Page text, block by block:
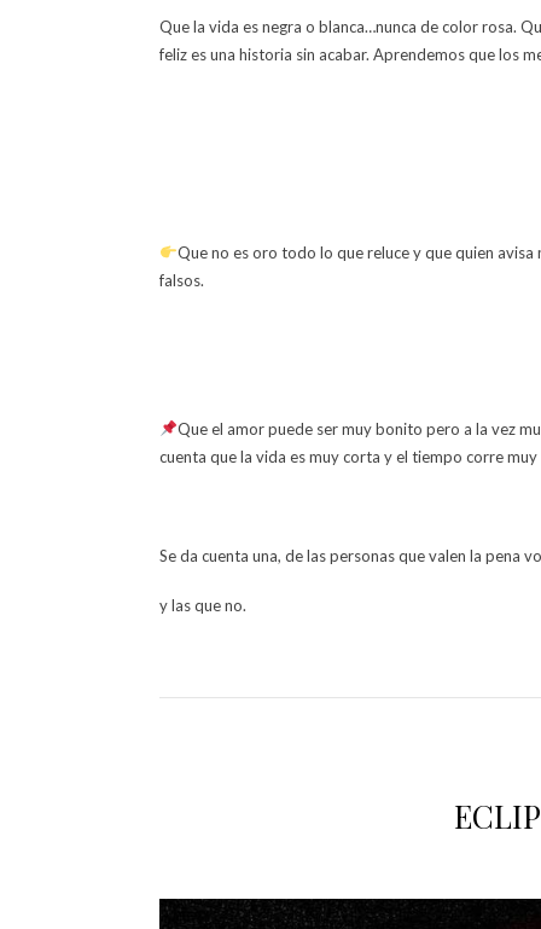
Que la vida es negra o blanca…nunca de color rosa.
feliz es una historia sin acabar. Aprendemos que los
Que no es oro todo lo que reluce y que quien
falsos.
Que el amor puede ser muy bonito pero a la vez
cuenta que la vida es muy corta y el tiempo corre
Se da cuenta una, de las personas que valen la pena
y las que no.